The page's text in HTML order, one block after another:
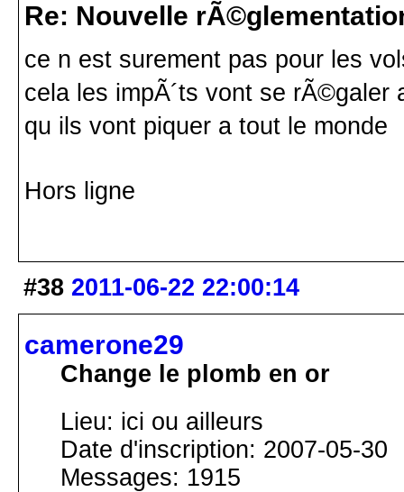
Re: Nouvelle
ce n est surement pas pour les
cela les impÃ´ts vont se
qu ils vont piquer a tout le monde
Hors ligne
#38 2011-06-22 22:00:14
camerone29
Change le plomb en or
Lieu: ici ou ailleurs
Date d'inscription: 2007-05-30
Messages: 1915